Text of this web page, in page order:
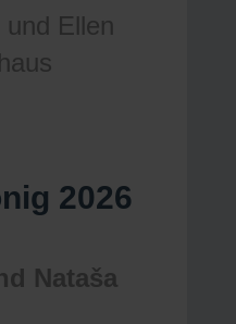
Ellen
2026